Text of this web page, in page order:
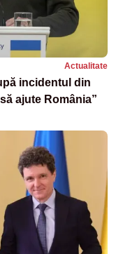
Actualitate
incidentul din
ajute România”